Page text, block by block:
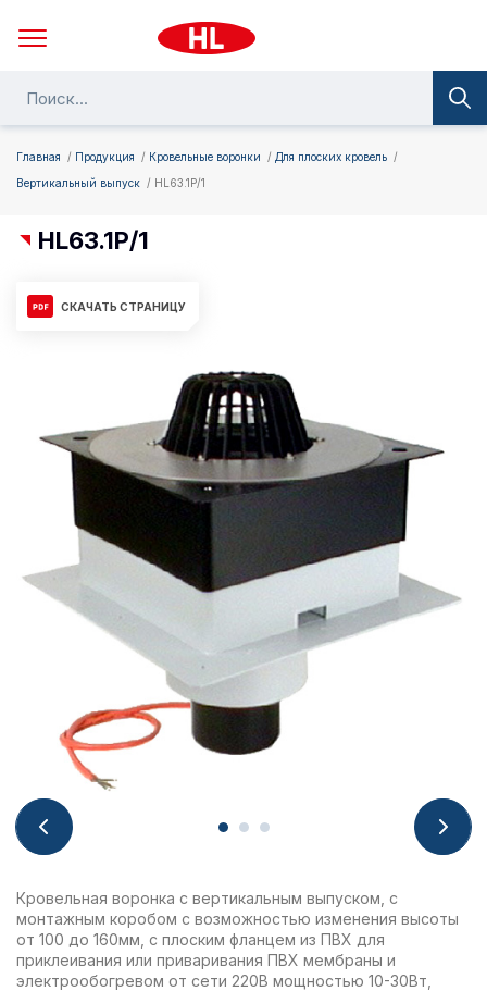
Главная Продукция Кровельные воронки
Для плоских кровель
Вертикальный выпуск
HL63.1P/1
HL63.1P/1
СКАЧАТЬ СТРАНИЦУ
Кровельная воронка с вертикальным выпуском, с
монтажным коробом с возможностью изменения высоты
от 100 до 160мм, с плоским фланцем из ПВХ для
приклеивания или приваривания ПВХ мембраны и
электрообогревом от сети 220В мощностью 10-30Вт,